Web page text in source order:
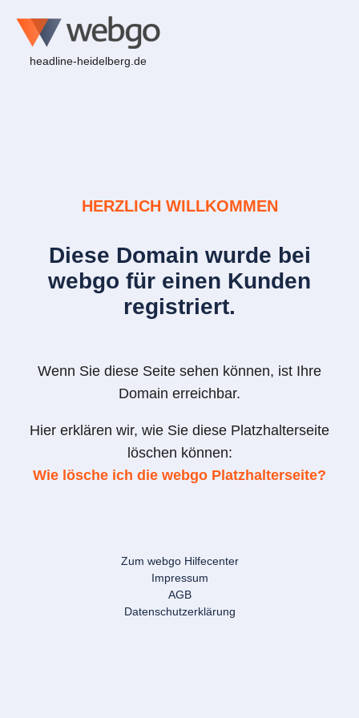
headline-heidelberg.de
HERZLICH WILLKOMMEN
Diese Domain wurde bei
webgo für einen Kunden
registriert.
Wenn Sie diese Seite sehen können, ist Ihre
Domain erreichbar.
Hier erklären wir, wie Sie diese Platzhalterseite
löschen können:
Wie lösche ich die webgo Platzhalterseite?
Zum webgo Hilfecenter
Impressum
AGB
Datenschutzerklärung